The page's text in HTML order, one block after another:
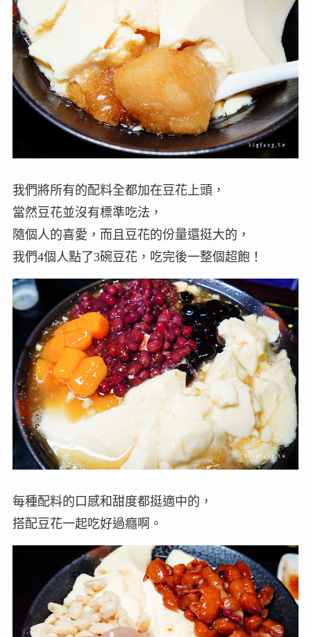
我們將所有的配料全都加在豆花上頭，
當然豆花並沒有標準吃法，
隨個人的喜愛，而且豆花的份量還挺大的，
我們4個人點了3碗豆花，吃完後一整個超飽！
每種配料的口感和甜度都挺適中的，
搭配豆花一起吃好過癮啊。